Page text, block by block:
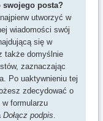
swojego posta?
utworzyć w
wiadomości swój
się w
także domyślnie
zaznaczając
Po uaktywnieniu tej
zdecydować o
w formularzu
Dołącz podpis.